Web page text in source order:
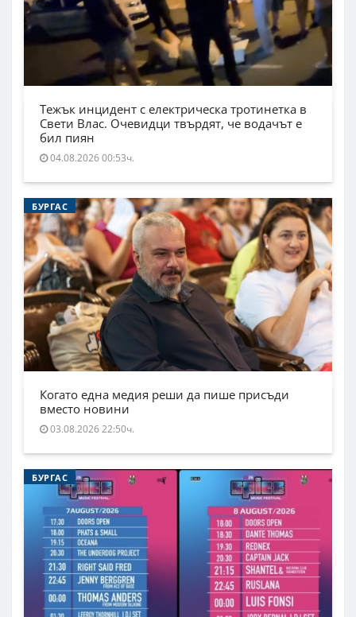
Тежък инцидент с електрическа тротинетка в
Свети Влас. Очевидци твърдят, че водачът е
бил пиян
04.08.2026 00:53ч.
БУРГАС
Когато една медия реши да пише присъди
вместо новини
03.08.2026 22:50ч.
БУРГАС